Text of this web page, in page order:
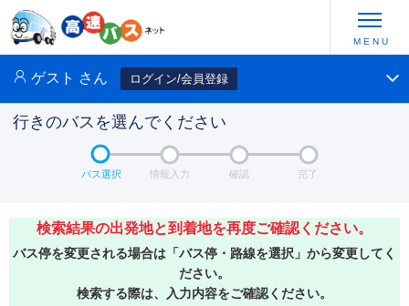
ゲスト さん ログイン/会員登録
行きのバスを選んでください
バス選択 情報入力 確認 完了
検索結果の出発地と到着地を再度ご確認ください。
バス停を変更される場合は「バス停・路線を選択」から変更してく
ださい。
検索する際は、入力内容をご確認ください。